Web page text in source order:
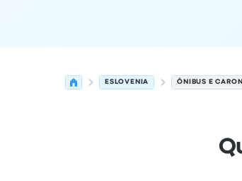
ESLOVENIA ÔNIBUS E